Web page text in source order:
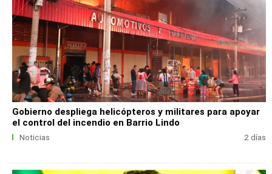
Gobierno despliega helicópteros y militares para apoyar
el control del incendio en Barrio Lindo
Noticias 2 días